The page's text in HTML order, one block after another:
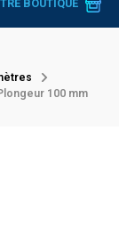
BOUTIQUE
100 mm